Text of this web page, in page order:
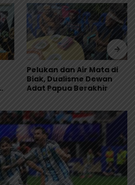
Pelukan dan Air Mata di
Biak, Dualisme Dewan
Adat Papua Berakhir